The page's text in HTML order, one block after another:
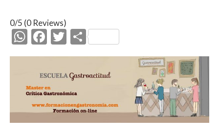
0/5 (0 Reviews)
W
h
at
s
A
p
F
ac
e
b
o
o
T
w
itt
er
C
o
p
ar
ti